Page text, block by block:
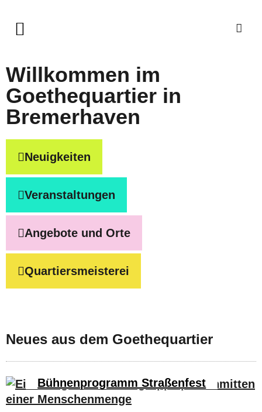
Willkommen im
Goethequartier in
Bremerhaven
Neuigkeiten
Veranstaltungen
Angebote und Orte
Quartiersmeisterei
Neues aus dem Goethequartier
Bühnenprogramm Straßenfest